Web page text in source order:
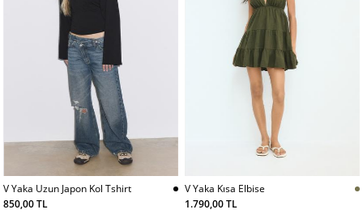
V Yaka Uzun Japon Kol Tshirt
850,00 TL
V Yaka Kısa Elbise
1.790,00 TL